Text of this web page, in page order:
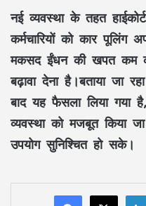
नई व्यवस्था के तहत
कर्मचारियों को कार पूलिंग
मकसद ईंधन की खपत कम
बढ़ावा देना है।बताया जा
बाद यह फैसला लिया गया
व्यवस्था को मजबूत किया
उपयोग सुनिश्चित हो सके।